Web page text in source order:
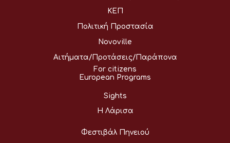
ΚΕΠ
Πολιτική Προστασία
Novoville
Αιτήματα/Προτάσεις/Παράπονα
For citizens
European Programs
Sights
Η Λάρισα
Φεστιβάλ Πηνειού